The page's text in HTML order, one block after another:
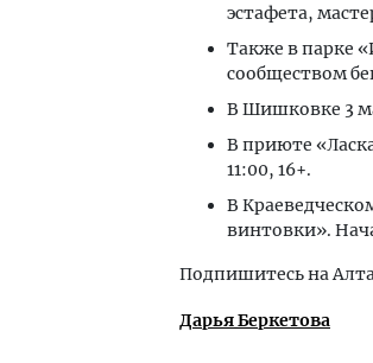
эстафета,
Также в парке
сообществом
В Шишковке 3
В приюте
11:00, 16+.
В
винтовки».
Подпишитесь на
Дарья Беркетова